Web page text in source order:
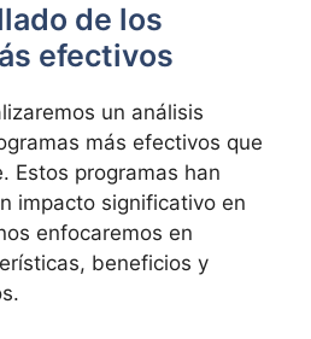
de⁤ los⁣
efectivos
un‌ análisis
más efectivos ​que
Estos ​programas han
impacto⁤ significativo en
enfocaremos en
beneficios ‌y